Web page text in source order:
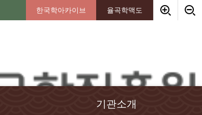
한국학아카이브 율곡학맥도
기관소개